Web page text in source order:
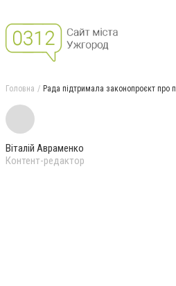
Головна Рада підтримала законопроєкт про
Віталій Авраменко
Контент-редактор